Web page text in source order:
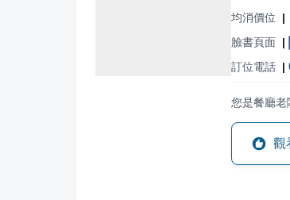
均消價位 |
臉書頁面 |
訂位電話 |
您是餐廳老
觀